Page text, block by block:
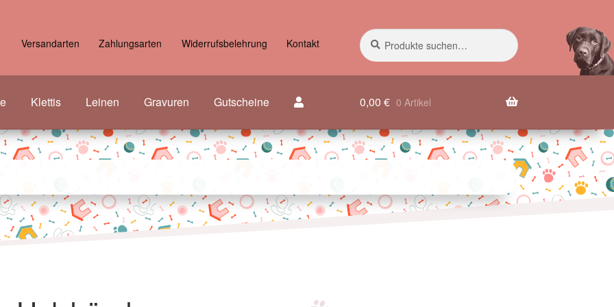
Versandarten Zahlungsarten Widerrufsbelehrung Kontakt
Suche
nach:
Suchen
Klettis Leinen Gravuren Gutscheine 0,00 € 0 Artikel